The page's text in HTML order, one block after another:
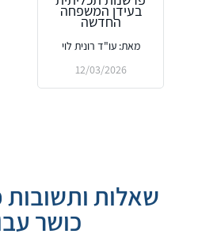
בעידן המשפחה
החדשה
מאת: עו"ד רונית לוי
12/03/2026
שאלות ותשובות
כושר